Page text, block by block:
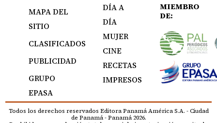
MAPA DEL
SITIO
CLASIFICADOS
PUBLICIDAD
GRUPO
EPASA
DÍA A
DÍA
MUJER
CINE
RECETAS
IMPRESOS
MIEMBRO
DE:
Todos los derechos reservados Editora Panamá América S.A. - Ciudad
de Panamá - Panamá 2026.